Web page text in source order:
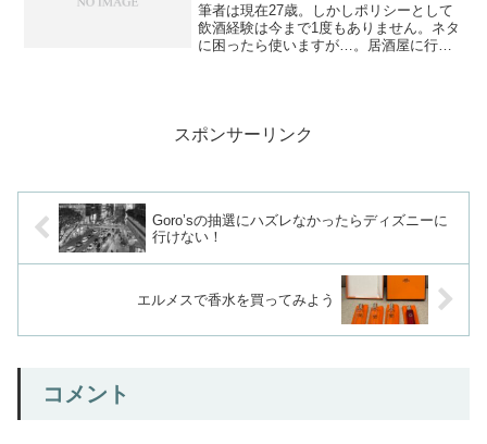
筆者は現在27歳。しかしポリシーとして
飲酒経験は今まで1度もありません。ネタ
に困ったら使いますが…。居酒屋に行っ
スポンサーリンク
Goro’sの抽選にハズレなかったらディズニーに
行けない！
エルメスで香水を買ってみよう
コメント